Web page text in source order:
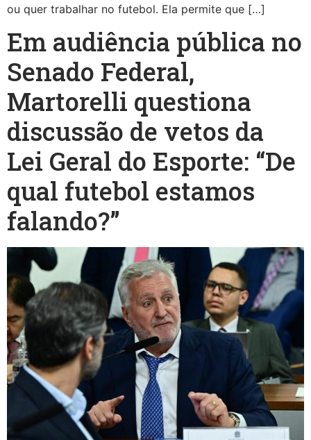
ou quer trabalhar no futebol. Ela permite que […]
Em audiência pública no
Senado Federal,
Martorelli questiona
discussão de vetos da
Lei Geral do Esporte: “De
qual futebol estamos
falando?”